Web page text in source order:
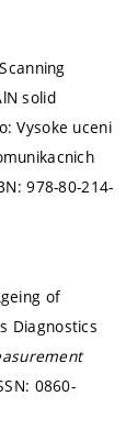
solid
Vysoke uceni
978-80-214-
of
Diagnostics
0860-